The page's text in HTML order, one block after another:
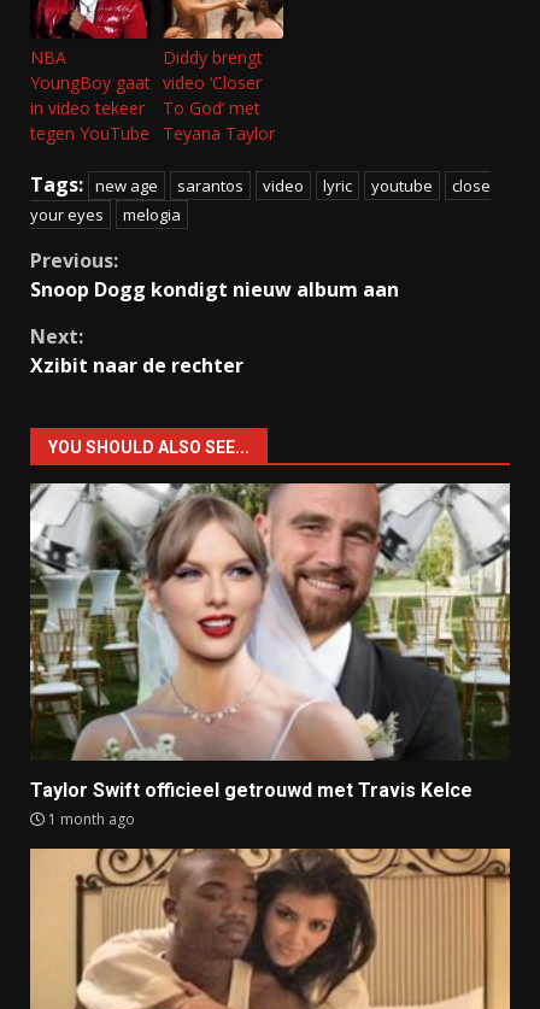
NBA
YoungBoy gaat
in video tekeer
tegen YouTube
Diddy brengt
video ‘Closer
To God’ met
Teyana Taylor
Tags: new age sarantos video lyric youtube
close
your eyes
melogia
Continue
Reading
Previous:
Snoop Dogg kondigt nieuw album aan
Next:
Xzibit naar de rechter
YOU SHOULD ALSO SEE...
Taylor Swift officieel getrouwd met Travis Kelce
1 month ago